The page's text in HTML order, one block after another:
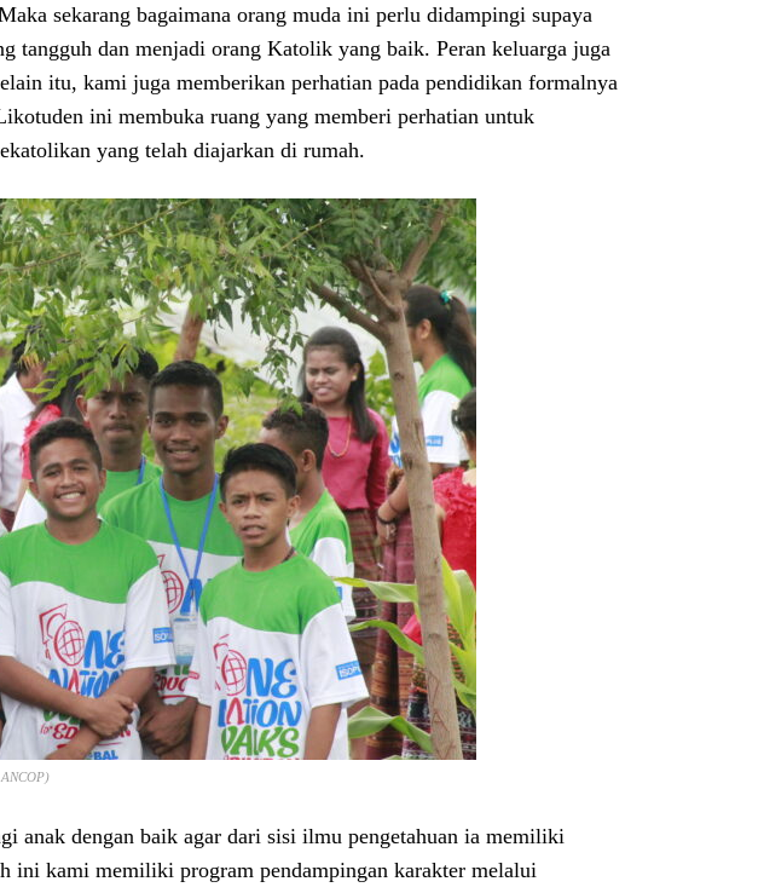
sekarang bagaimana orang muda ini perlu didampingi supaya
tangguh dan menjadi orang Katolik yang baik. Peran keluarga juga
itu, kami juga memberikan perhatian pada pendidikan formalnya
ini membuka ruang yang memberi perhatian untuk
yang telah diajarkan di rumah.
anak dengan baik agar dari sisi ilmu pengetahuan ia memiliki
ini kami memiliki program pendampingan karakter melalui